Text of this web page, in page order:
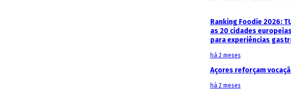
Ranking Foodie 2026:
as 20 cidades
para experiências
há 2 meses
Açores reforçam
há 2 meses